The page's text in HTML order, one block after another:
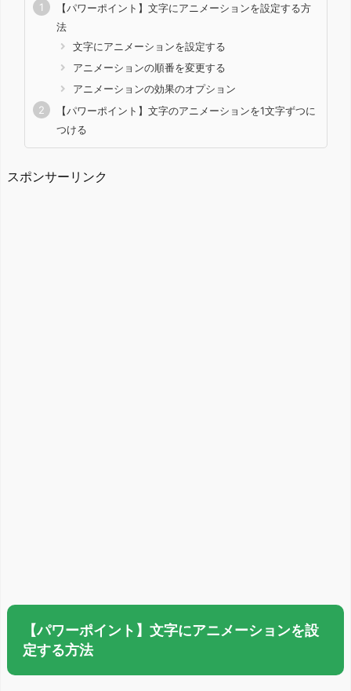
【パワーポイント】文字にアニメーションを設定する方
法
文字にアニメーションを設定する
アニメーションの順番を変更する
アニメーションの効果のオプション
【パワーポイント】文字のアニメーションを1文字ずつに
つける
スポンサーリンク
【パワーポイント】文字にアニメーションを設
定する方法